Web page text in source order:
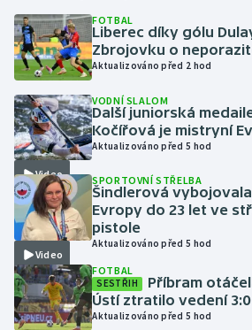
Gymnastika
Házená
Jezdectví
Judo
Krasobruslení
Lezení
Lyže a snowboard
Moderní pětiboj
FOTBAL
Liberec díky gólu
Zbrojovku o
Aktualizováno před 2 hod
Video
VODNÍ SLALOM
Další juniorská
Kočířová je mistryní
Aktualizováno před 5 hod
Video
SPORTOVNÍ STŘELBA
Šindlerová
Evropy do 23 let ve
pistole
Aktualizováno před 5 hod
FOTBAL
SESTŘIH
Příbram
Ústí ztratilo vedení 3:0
Aktualizováno před 5 hod